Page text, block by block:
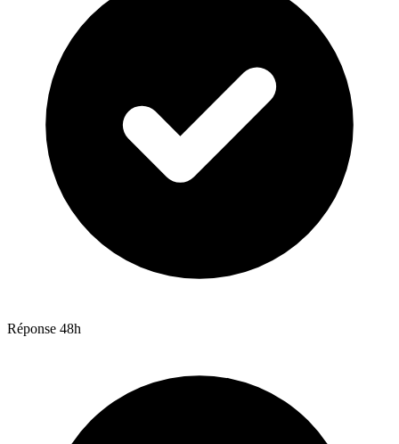
Réponse 48h